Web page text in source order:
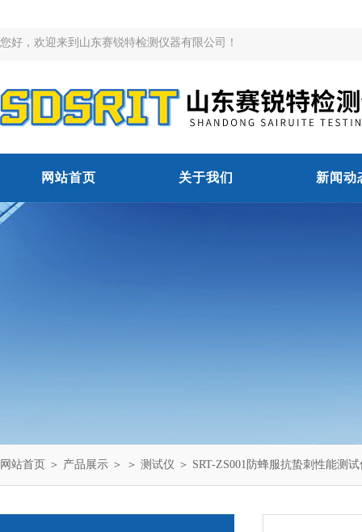
您好，欢迎来到山东赛锐特检测仪器有限公司！
网站首页 关于我们 新闻动
网站首页 ＞ 产品展示 ＞ ＞ 测试仪 ＞ SRT-ZS001防蜂服抗蛰刺性能测